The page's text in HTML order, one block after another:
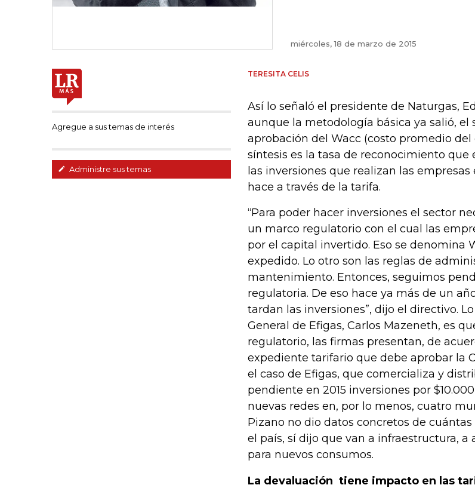
miércoles, 18 de marzo de 2015
Agregue a sus temas de interés
Administre sus temas
TERESITA CELIS
Así lo señaló el presidente de Naturgas,
aunque la metodología básica ya salió, el
aprobación del Wacc (costo promedio
síntesis es la tasa de reconocimiento
las inversiones que realizan las
hace a través de la tarifa.
“Para poder hacer inversiones el sector
un marco regulatorio con el cual las
por el capital invertido. Eso se denomina
expedido. Lo otro son las reglas de
mantenimiento. Entonces, seguimos
regulatoria. De eso hace ya más de un
tardan las inversiones”, dijo el directivo.
General de Efigas, Carlos Mazeneth, es
regulatorio, las firmas presentan, de
expediente tarifario que debe aprobar la
el caso de Efigas, que comercializa y
pendiente en 2015 inversiones por
nuevas redes en, por lo menos, cuatro
Pizano no dio datos concretos de
el país, sí dijo que van a infraestructura, a
para nuevos consumos.
La devaluación tiene impacto en las